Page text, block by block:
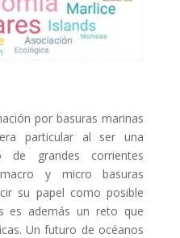
por basuras marinas
particular al ser una
grandes corrientes
y micro basuras
su papel como posible
es además un reto que
Un futuro de océanos